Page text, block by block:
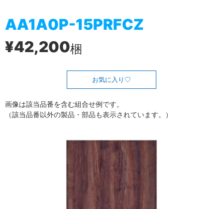
AA1A0P-15PRFCZ
¥42,200梱
お気に入り
画像は該当品番を含む組合せ例です。
（該当品番以外の製品・部品も表示されています。）